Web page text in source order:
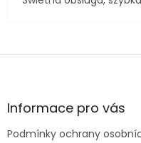
Z
aInformace pro vás
Podmínky ochrany